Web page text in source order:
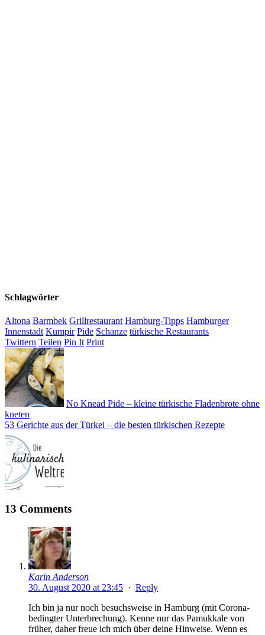
Schlagwörter
Altona Barmbek Grillrestaurant Hamburg-Tipps Hamburger
Innenstadt Kumpir Pide Schanze türkische Restaurants
Twittern Teilen Pin It Print
No Knead Pide – kleine türkische Fladenbrote ohne
kneten
53 Gerichte aus der Türkei – die besten türkischen Rezepte
13 Comments
Karin Anderson
30. August 2020 at 23:45 · Reply
Ich bin ja nur noch besuchsweise in Hamburg (mit Corona-
bedingter Unterbrechung). Kenne nur das Pamukkale von
früher, daher freue ich mich über deine Hinweise. Wenn es